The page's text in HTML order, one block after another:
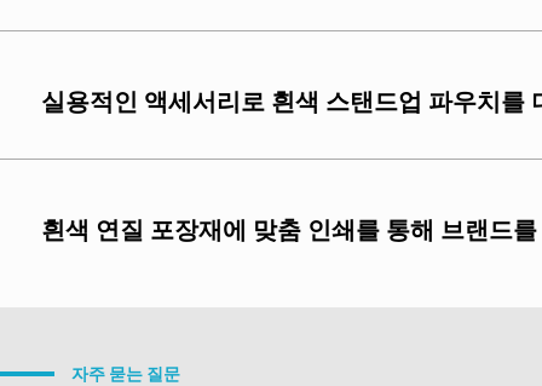
실용적인 액세서리로 흰색 스탠드업 파우치를
흰색 연질 포장재에 맞춤 인쇄를 통해 브랜드
자주 묻는 질문